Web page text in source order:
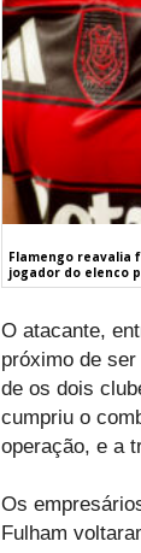
Flamengo reavalia
jogador do elenco
O atacante,
próximo de
de os dois
cumpriu o
operação, e a
Os
Fulham